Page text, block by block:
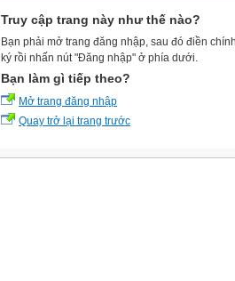
Truy cập trang này như thế nào?
Bạn phải mở trang đăng nhập, sau đó điền
ký rồi nhấn nút "Đăng nhập" ở phía dưới.
Bạn làm gì tiếp theo?
Mở trang đăng nhập
Quay trở lại trang trước